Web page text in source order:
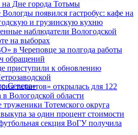
на Дне города Тотьмы
появился гастробус: кафе на
и грузинскую кухню
наблюдатели Вологодской
на выборах
в Череповце за полгода работы
обращений
приступили к обновлению
талантов» открылась для 122
Вологодской области
труженики Тотемского округа
за один процент стоимости
секция ВоГУ получила